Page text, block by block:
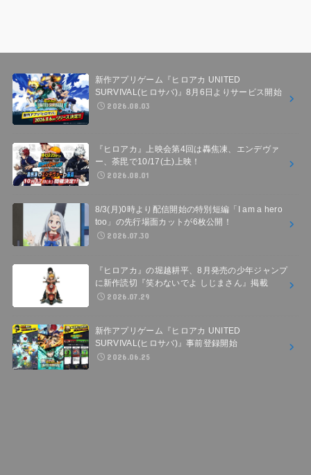
新作アプリゲーム『ヒロアカ UNITED
SURVIVAL(ヒロサバ)』8月6日よりサービス開始
2026.08.03
『ヒロアカ』上映会第4回は轟焦凍、エンデヴァ
ー、荼毘で10/17(土)上映！
2026.08.01
8/3(月)0時より配信開始の特別短編「I am a hero
too」の先行場面カットが6枚公開！
2026.07.30
『ヒロアカ』の堀越耕平、8月発売の少年ジャンプ
に新作読切『笑わないでよ しじまさん』掲載
2026.07.29
新作アプリゲーム『ヒロアカ UNITED
SURVIVAL(ヒロサバ)』事前登録開始
2026.06.25